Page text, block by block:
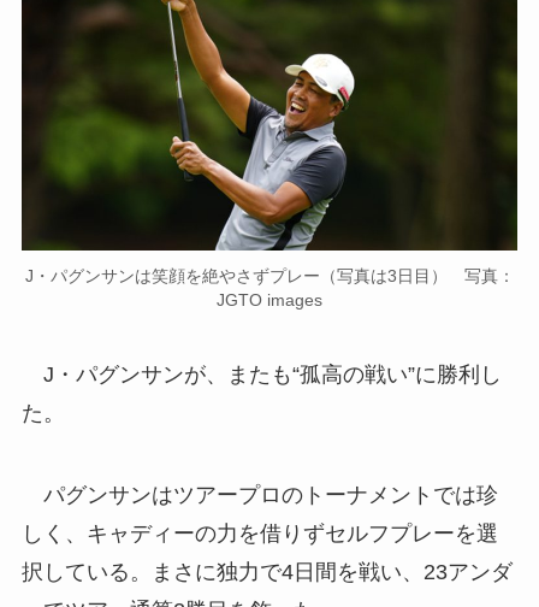
J・パグンサンは笑顔を絶やさずプレー（写真は3日目） 写真：
JGTO images
J・パグンサンが、またも“孤高の戦い”に勝利し
た。
パグンサンはツアープロのトーナメントでは珍
しく、キャディーの力を借りずセルフプレーを選
択している。まさに独力で4日間を戦い、23アンダ